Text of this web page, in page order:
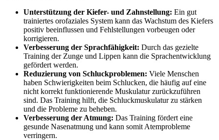
Unterstützung der Kiefer- und Zahnstellung: Ein gut
trainiertes orofaziales System kann das Wachstum des Kiefers
positiv beeinflussen und Fehlstellungen vorbeugen oder
korrigieren.
Verbesserung der Sprachfähigkeit: Durch das gezielte
Training der Zunge und Lippen kann die Sprachentwicklung
gefördert werden.
Reduzierung von Schluckproblemen: Viele Menschen
haben Schwierigkeiten beim Schlucken, die häufig auf eine
nicht korrekt funktionierende Muskulatur zurückzuführen
sind. Das Training hilft, die Schluckmuskulatur zu stärken
und die Probleme zu beheben.
Verbesserung der Atmung: Das Training fördert eine
gesunde Nasenatmung und kann somit Atemprobleme
verringern.